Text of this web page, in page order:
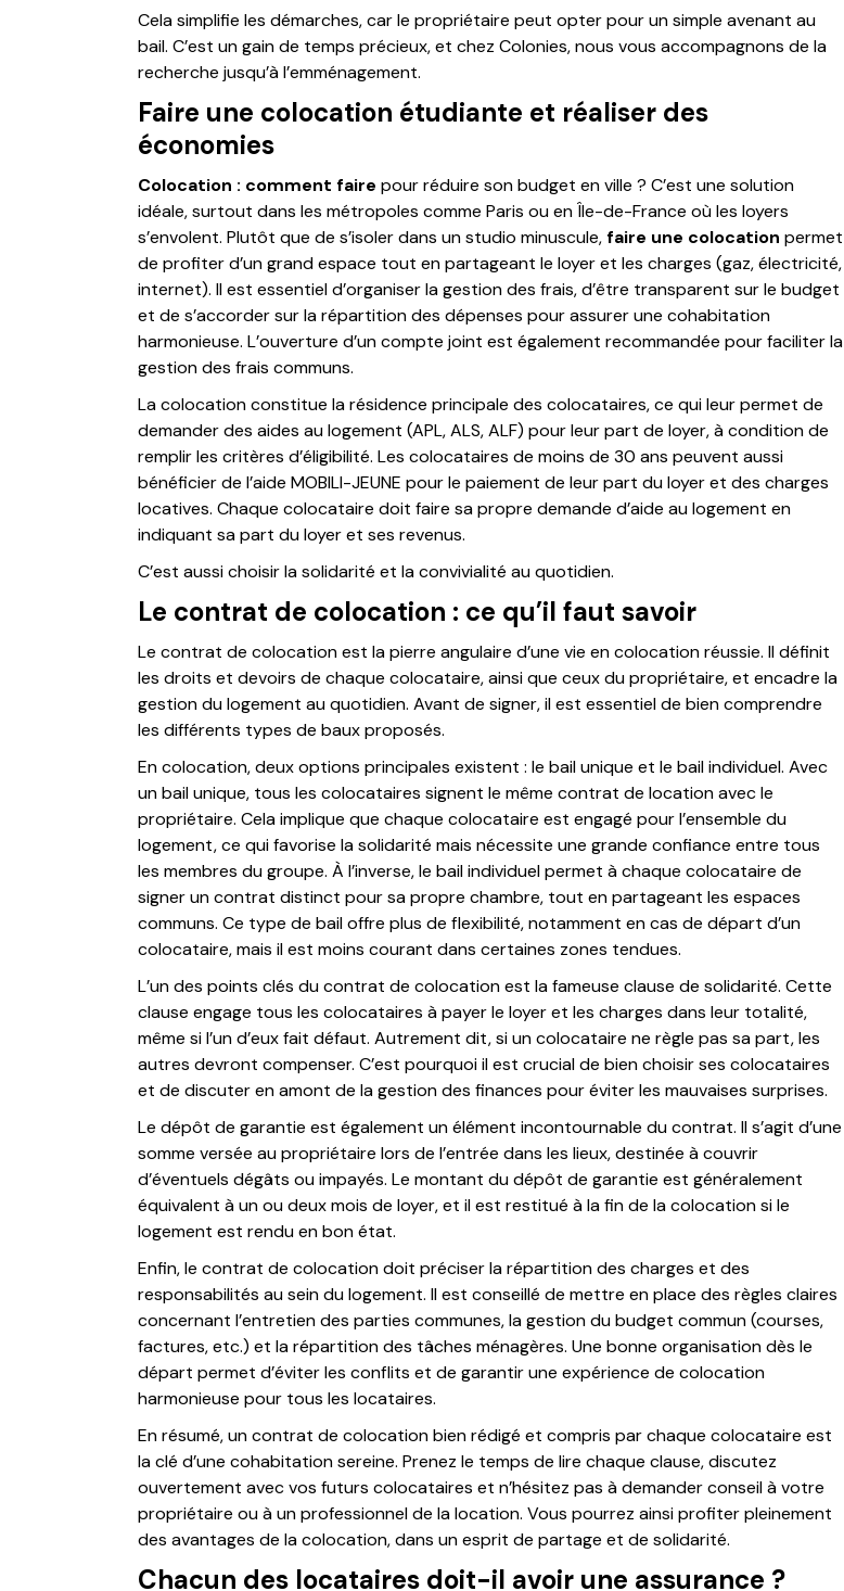
Cela simplifie les démarches, car le propriétaire peut opter pour un simple avenant au
bail. C’est un gain de temps précieux, et chez Colonies, nous vous accompagnons de la
recherche jusqu’à l’emménagement.
Faire une colocation étudiante et réaliser des
économies
Colocation : comment faire pour réduire son budget en ville ? C’est une solution
idéale, surtout dans les métropoles comme Paris ou en Île-de-France où les loyers
s’envolent. Plutôt que de s’isoler dans un studio minuscule,faire une colocation permet
de profiter d’un grand espace tout en partageant le loyer et les charges (gaz, électricité,
internet). Il est essentiel d’organiser la gestion des frais, d’être transparent sur le budget
et de s’accorder sur la répartition des dépenses pour assurer une cohabitation
harmonieuse. L’ouverture d’un compte joint est également recommandée pour faciliter la
gestion des frais communs.
La colocation constitue la résidence principale des colocataires, ce qui leur permet de
demander des aides au logement (APL, ALS, ALF) pour leur part de loyer, à condition de
remplir les critères d’éligibilité. Les colocataires de moins de 30 ans peuvent aussi
bénéficier de l’aide MOBILI-JEUNE pour le paiement de leur part du loyer et des charges
locatives. Chaque colocataire doit faire sa propre demande d’aide au logement en
indiquant sa part du loyer et ses revenus.
C’est aussi choisir la solidarité et la convivialité au quotidien.
Le contrat de colocation : ce qu’il faut savoir
Le contrat de colocation est la pierre angulaire d’une vie en colocation réussie. Il définit
les droits et devoirs de chaque colocataire, ainsi que ceux du propriétaire, et encadre la
gestion du logement au quotidien. Avant de signer, il est essentiel de bien comprendre
les différents types de baux proposés.
En colocation, deux options principales existent : le bail unique et le bail individuel. Avec
un bail unique, tous les colocataires signent le même contrat de location avec le
propriétaire. Cela implique que chaque colocataire est engagé pour l’ensemble du
logement, ce qui favorise la solidarité mais nécessite une grande confiance entre tous
les membres du groupe. À l’inverse, le bail individuel permet à chaque colocataire de
signer un contrat distinct pour sa propre chambre, tout en partageant les espaces
communs. Ce type de bail offre plus de flexibilité, notamment en cas de départ d’un
colocataire, mais il est moins courant dans certaines zones tendues.
L’un des points clés du contrat de colocation est la fameuse clause de solidarité. Cette
clause engage tous les colocataires à payer le loyer et les charges dans leur totalité,
même si l’un d’eux fait défaut. Autrement dit, si un colocataire ne règle pas sa part, les
autres devront compenser. C’est pourquoi il est crucial de bien choisir ses colocataires
et de discuter en amont de la gestion des finances pour éviter les mauvaises surprises.
Le dépôt de garantie est également un élément incontournable du contrat. Il s’agit d’une
somme versée au propriétaire lors de l’entrée dans les lieux, destinée à couvrir
d’éventuels dégâts ou impayés. Le montant du dépôt de garantie est généralement
équivalent à un ou deux mois de loyer, et il est restitué à la fin de la colocation si le
logement est rendu en bon état.
Enfin, le contrat de colocation doit préciser la répartition des charges et des
responsabilités au sein du logement. Il est conseillé de mettre en place des règles claires
concernant l’entretien des parties communes, la gestion du budget commun (courses,
factures, etc.) et la répartition des tâches ménagères. Une bonne organisation dès le
départ permet d’éviter les conflits et de garantir une expérience de colocation
harmonieuse pour tous les locataires.
En résumé, un contrat de colocation bien rédigé et compris par chaque colocataire est
la clé d’une cohabitation sereine. Prenez le temps de lire chaque clause, discutez
ouvertement avec vos futurs colocataires et n’hésitez pas à demander conseil à votre
propriétaire ou à un professionnel de la location. Vous pourrez ainsi profiter pleinement
des avantages de la colocation, dans un esprit de partage et de solidarité.
Chacun des locataires doit-il avoir une assurance ?